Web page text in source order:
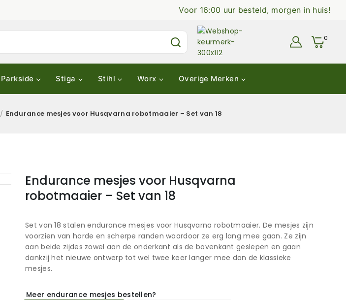
Voor 16:00 uur besteld, morgen in huis!
0
Parkside Stiga Stihl Worx Overige Merken
/ Endurance mesjes voor Husqvarna robotmaaier – Set van 18
Endurance mesjes voor Husqvarna
robotmaaier – Set van 18
Set van 18 stalen endurance mesjes voor Husqvarna robotmaaier. De mesjes zijn
voorzien van harde en scherpe randen waardoor ze erg lang mee gaan. Ze zijn
aan beide zijdes zowel aan de onderkant als de bovenkant geslepen en gaan
dankzij het nieuwe ontwerp tot wel twee keer langer mee dan de klassieke
mesjes.
Meer endurance mesjes bestellen?